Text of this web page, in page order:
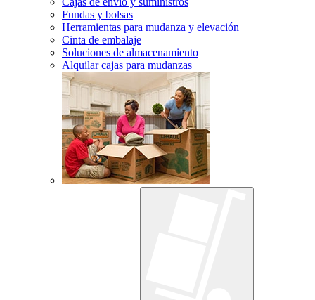
Fundas y bolsas
Herramientas para mudanza y elevación
Cinta de embalaje
Soluciones de almacenamiento
Alquilar cajas para mudanzas